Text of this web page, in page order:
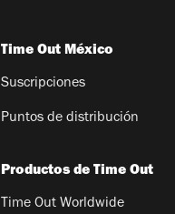
Time Out México
Suscripciones
Puntos de distribución
Productos de Time Out
Time Out Worldwide